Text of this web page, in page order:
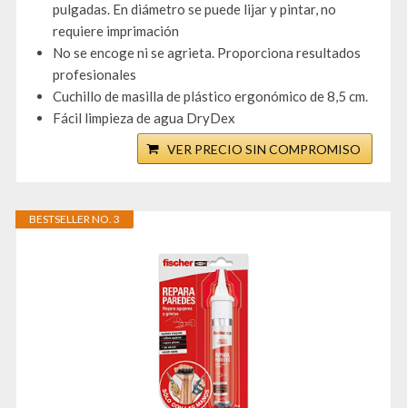
pulgadas. En diámetro se puede lijar y pintar, no
requiere imprimación
No se encoge ni se agrieta. Proporciona resultados
profesionales
Cuchillo de masilla de plástico ergonómico de 8,5 cm.
Fácil limpieza de agua DryDex
VER PRECIO SIN COMPROMISO
BESTSELLER NO. 3